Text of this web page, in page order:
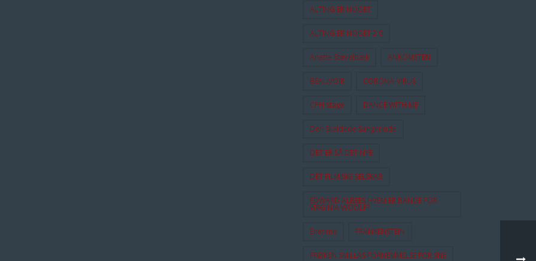
ALTING ER NOGET
ALTING ER NOGET 2.0
Anette Støvelbæk ANKOMSTEN
BEAUVOIR CORONA-VIRUS
CPH Stage DANCE WITH ME
Den Skaldede Sangerinde
DET ER SÅ DET NYE
DET FILMISKE SELSKAB
EDWARD ALBEES HVEM ER BANGE FOR
VIRGINIA WOOLF?
Enetime FRANKENSTEIN
FRØKEN SMILLAS FORNEMMELSE FOR SNE